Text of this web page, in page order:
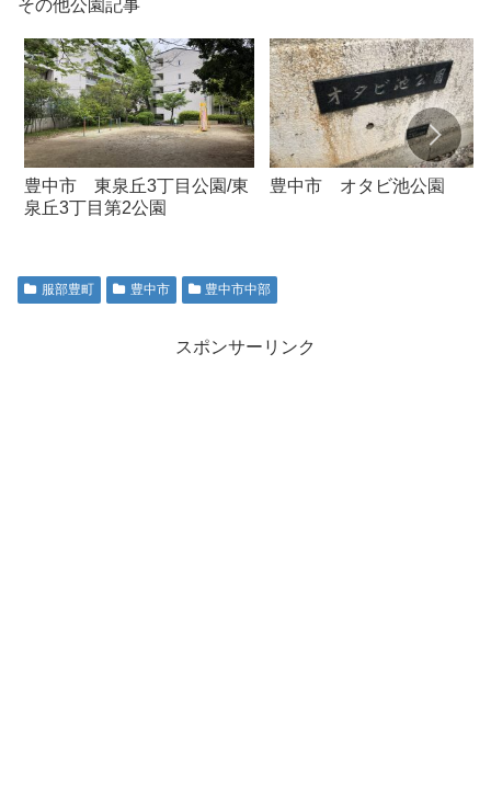
その他公園記事
豊中市 東泉丘3丁目公園/東
泉丘3丁目第2公園
豊中市 オタビ池公園
服部豊町 豊中市 豊中市中部
スポンサーリンク